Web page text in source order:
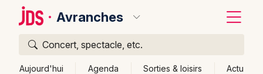
Avranches
Concert, spectacle, etc.
Aujourd'hui Agenda Sorties & loisirs Actu
Quoi ?